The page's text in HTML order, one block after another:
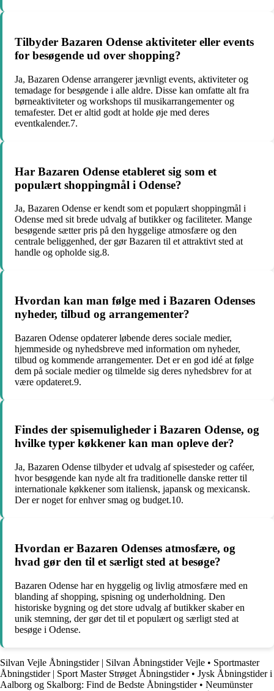
Tilbyder Bazaren Odense aktiviteter eller events
for besøgende ud over shopping?
Ja, Bazaren Odense arrangerer jævnligt events, aktiviteter og
temadage for besøgende i alle aldre. Disse kan omfatte alt fra
børneaktiviteter og workshops til musikarrangementer og
temafester. Det er altid godt at holde øje med deres
eventkalender.7.
Har Bazaren Odense etableret sig som et
populært shoppingmål i Odense?
Ja, Bazaren Odense er kendt som et populært shoppingmål i
Odense med sit brede udvalg af butikker og faciliteter. Mange
besøgende sætter pris på den hyggelige atmosfære og den
centrale beliggenhed, der gør Bazaren til et attraktivt sted at
handle og opholde sig.8.
Hvordan kan man følge med i Bazaren Odenses
nyheder, tilbud og arrangementer?
Bazaren Odense opdaterer løbende deres sociale medier,
hjemmeside og nyhedsbreve med information om nyheder,
tilbud og kommende arrangementer. Det er en god idé at følge
dem på sociale medier og tilmelde sig deres nyhedsbrev for at
være opdateret.9.
Findes der spisemuligheder i Bazaren Odense, og
hvilke typer køkkener kan man opleve der?
Ja, Bazaren Odense tilbyder et udvalg af spisesteder og caféer,
hvor besøgende kan nyde alt fra traditionelle danske retter til
internationale køkkener som italiensk, japansk og mexicansk.
Der er noget for enhver smag og budget.10.
Hvordan er Bazaren Odenses atmosfære, og
hvad gør den til et særligt sted at besøge?
Bazaren Odense har en hyggelig og livlig atmosfære med en
blanding af shopping, spisning og underholdning. Den
historiske bygning og det store udvalg af butikker skaber en
unik stemning, der gør det til et populært og særligt sted at
besøge i Odense.
Silvan Vejle Åbningstider | Silvan Åbningstider Vejle • Sportmaster
Åbningstider | Sport Master Strøget Åbningstider• Jysk Åbningstider i
Aalborg og Skalborg: Find de Bedste Åbningstider• Neumünster